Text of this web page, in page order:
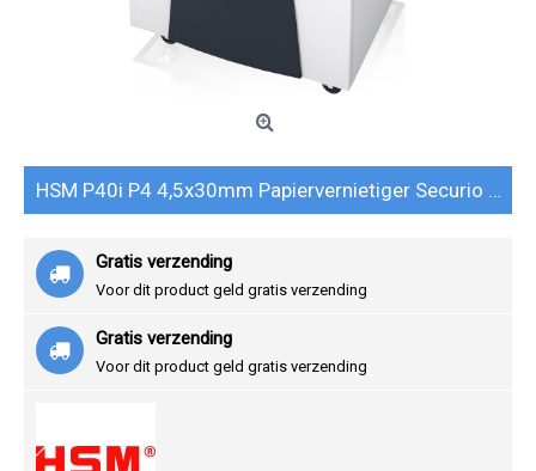
HSM P40i P4 4,5x30mm Papiervernietiger Securio 1883121
Gratis verzending
Voor dit product geld gratis verzending
Gratis verzending
Voor dit product geld gratis verzending